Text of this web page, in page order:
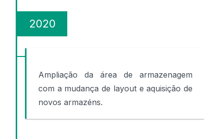
2020
Ampliação da área de armazenagem
com a mudança de layout e aquisição de
novos armazéns.